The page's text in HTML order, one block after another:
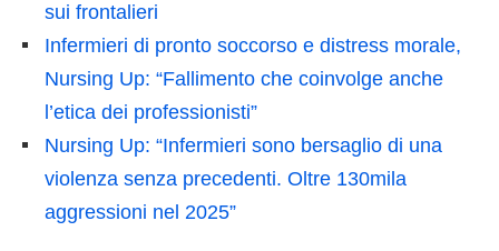
sui frontalieri
Infermieri di pronto soccorso e distress morale,
Nursing Up: “Fallimento che coinvolge anche
l’etica dei professionisti”
Nursing Up: “Infermieri sono bersaglio di una
violenza senza precedenti. Oltre 130mila
aggressioni nel 2025”